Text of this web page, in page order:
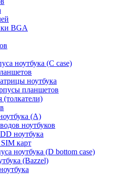
BGA
ноутбука (С case)
ноутбука
планшетов
(A)
ноутбуков
ноутбука
карт
ноутбука (D bottom case)
(Bazzel)